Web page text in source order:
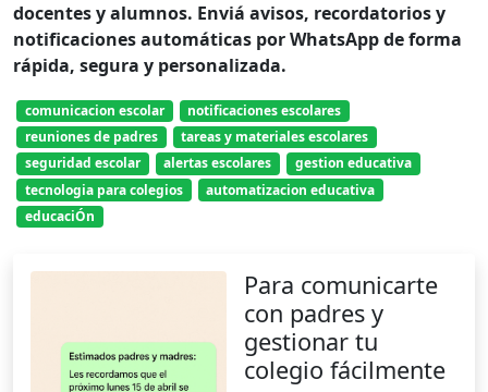
docentes y alumnos. Enviá avisos, recordatorios y
notificaciones automáticas por WhatsApp de forma
rápida, segura y personalizada.
comunicacion escolar
notificaciones escolares
reuniones de padres
tareas y materiales escolares
seguridad escolar
alertas escolares
gestion educativa
tecnologia para colegios
automatizacion educativa
educaciÓn
Para comunicarte
con padres y
gestionar tu
colegio fácilmente